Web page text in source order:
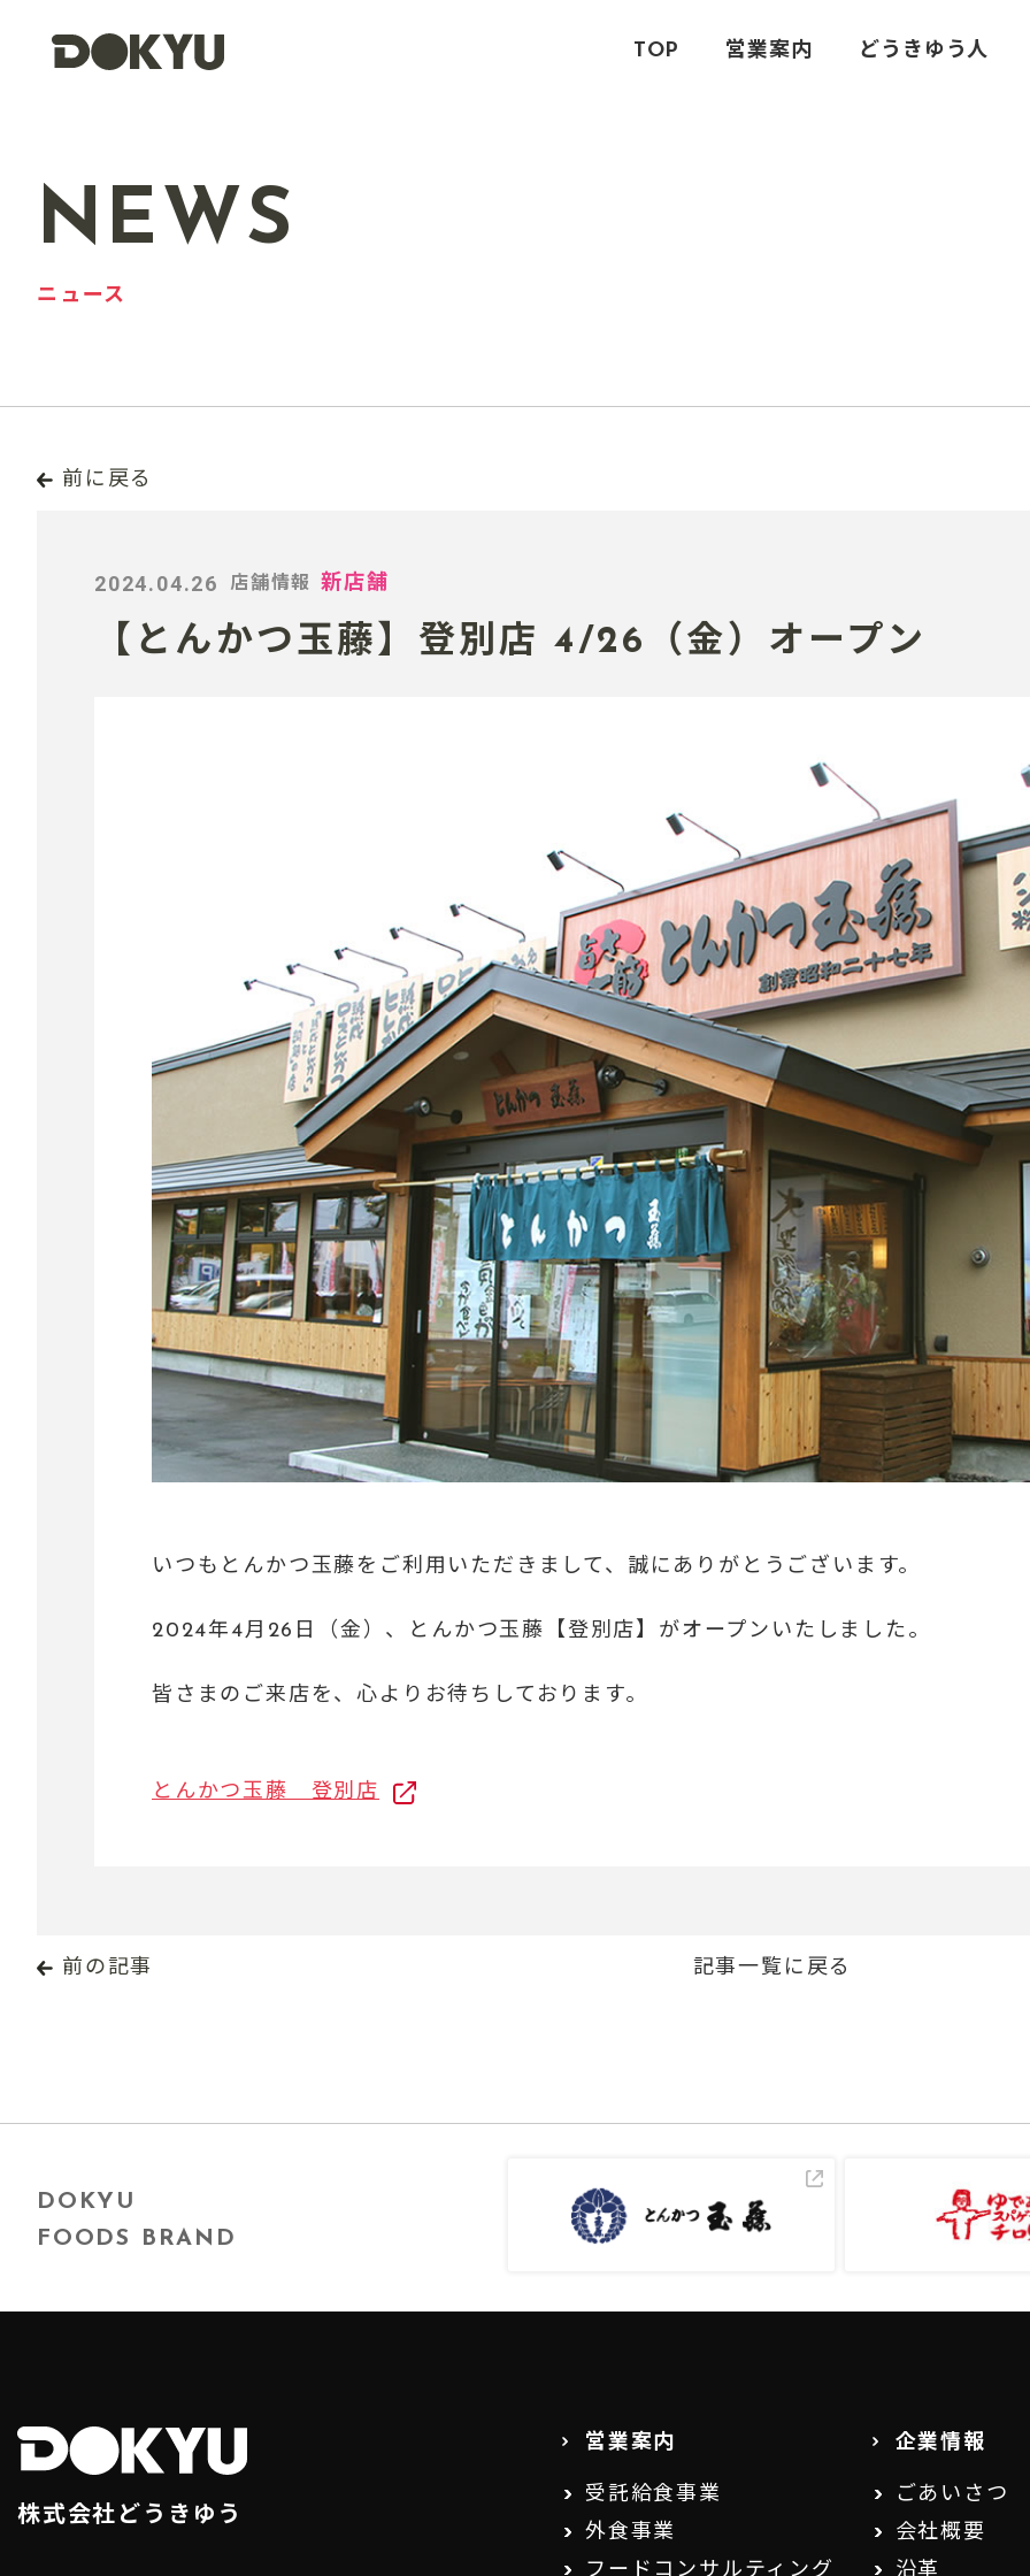
TOP 営業案内 どうきゆう人
NEWS
ニュース
前に戻る
2024.04.26 店舗情報 新店舗
【とんかつ玉藤】登別店 4/26（金）オープン
いつもとんかつ玉藤をご利用いただきまして、誠にありがとうございます。
2024年4月26日（金）、とんかつ玉藤【登別店】がオープンいたしました。
皆さまのご来店を、心よりお待ちしております。
とんかつ玉藤 登別店
前の記事 記事一覧に戻る
DOKYU
FOODS BRAND
株式会社どうきゆう
営業案内
受託給食事業
外食事業
フードコンサルティング
企業情報
ごあいさつ
会社概要
沿革